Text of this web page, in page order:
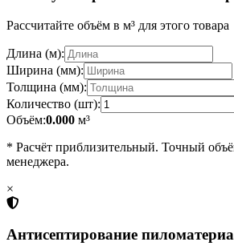
Рассчитайте объём в м³ для этого товара
Длина (м):
Ширина (мм):
Толщина (мм):
Количество (шт):
Объём:0.000 м³
* Расчёт приблизительный. Точный
менеджера.
×
Антисептирование